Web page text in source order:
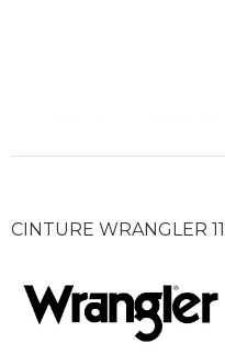
CINTURE WRANGLER